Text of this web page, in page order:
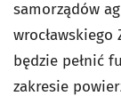
samorządów
wrocławskiego
będzie pełnić
zakresie